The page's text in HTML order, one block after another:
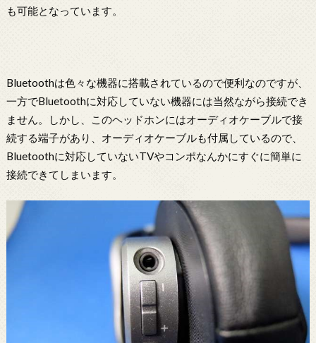
も可能となっています。
Bluetoothは色々な機器に搭載されているので便利なのですが、
一方でBluetoothに対応していない機器には当然ながら接続でき
ません。しかし、このヘッドホンにはオーディオケーブルで接
続する端子があり、オーディオケーブルも付属しているので、
Bluetoothに対応していないTVやコンポなんかにすぐに簡単に
接続できてしまいます。